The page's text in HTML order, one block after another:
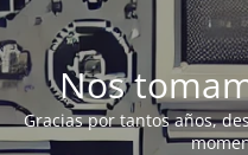
Nos
Gracias por tantos años,